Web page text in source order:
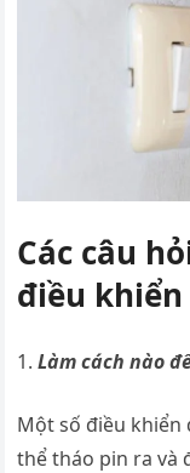
Các câu
điều
Làm cách nào
Một số điều khiển
thể tháo pin ra và